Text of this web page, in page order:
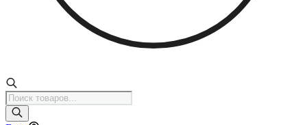
Поиск
товаров